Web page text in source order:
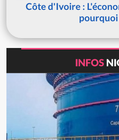
Côte d'Ivoire :
pourquoi
INFOS